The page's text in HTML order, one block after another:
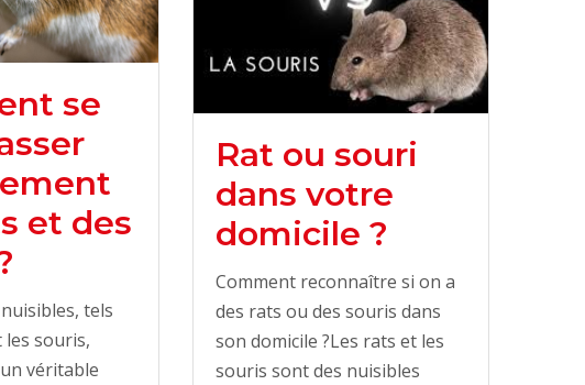
se
et des
tels
les souris,
véritable
Rat ou souri
dans votre
domicile ?
Comment reconnaître si on a
des rats ou des souris dans
son domicile ?Les rats et les
souris sont des nuisibles